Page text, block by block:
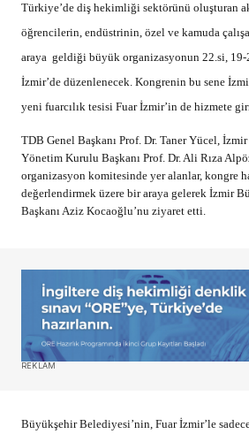
Türkiye’de diş hekimliği sektörünü oluşturan
öğrencilerin, endüstrinin, özel ve kamuda
araya geldiği büyük organizasyonun 22.si, 19-
İzmir’de düzenlenecek. Kongrenin bu sene
yeni fuarcılık tesisi Fuar İzmir’in de hizmete
TDB Genel Başkanı Prof. Dr. Taner Yücel,
Yönetim Kurulu Başkanı Prof. Dr. Ali Rıza
organizasyon komitesinde yer alanlar, kongre
değerlendirmek üzere bir araya gelerek İzmir
Başkanı Aziz Kocaoğlu’nu ziyaret etti.
REKLAM
Büyükşehir Belediyesi’nin, Fuar İzmir’le